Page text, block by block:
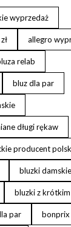
wyprzedaż
allegro
relab
bluz dla par
długi rękaw
producent
bluzki
bluzki z
par